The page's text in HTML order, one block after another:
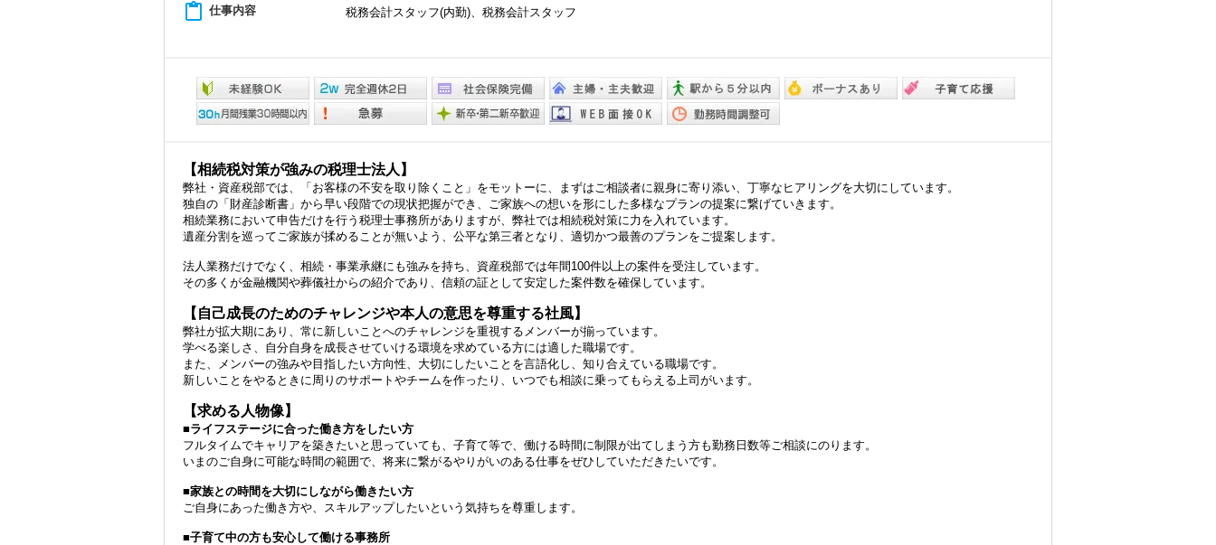
content_paste 仕事内容 税務会計スタッフ(内勤)、税務会計スタッフ
【相続税対策が強みの税理士法人】
弊社・資産税部では、「お客様の不安を取り除くこと」をモットーに、まずはご相談者に親身に寄り添い、丁寧なヒアリングを大切にしています。
独自の「財産診断書」から早い段階での現状把握ができ、ご家族への想いを形にした多様なプランの提案に繋げていきます。
相続業務において申告だけを行う税理士事務所がありますが、弊社では相続税対策に力を入れています。
遺産分割を巡ってご家族が揉めることが無いよう、公平な第三者となり、適切かつ最善のプランをご提案します。
法人業務だけでなく、相続・事業承継にも強みを持ち、資産税部では年間100件以上の案件を受注しています。
その多くが金融機関や葬儀社からの紹介であり、信頼の証として安定した案件数を確保しています。
【自己成長のためのチャレンジや本人の意思を尊重する社風】
弊社が拡大期にあり、常に新しいことへのチャレンジを重視するメンバーが揃っています。
学べる楽しさ、自分自身を成長させていける環境を求めている方には適した職場です。
また、メンバーの強みや目指したい方向性、大切にしたいことを言語化し、知り合えている職場です。
新しいことをやるときに周りのサポートやチームを作ったり、いつでも相談に乗ってもらえる上司がいます。
【求める人物像】
■ライフステージに合った働き方をしたい方
フルタイムでキャリアを築きたいと思っていても、子育て等で、働ける時間に制限が出てしまう方も勤務日数等ご相談にのります。
いまのご自身に可能な時間の範囲で、将来に繋がるやりがいのある仕事をぜひしていただきたいです。
■家族との時間を大切にしながら働きたい方
ご自身にあった働き方や、スキルアップしたいという気持ちを尊重します。
■子育て中の方も安心して働ける事務所